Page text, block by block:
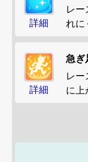
詳細
レ
れに
詳細
急ぎ
レ
に上